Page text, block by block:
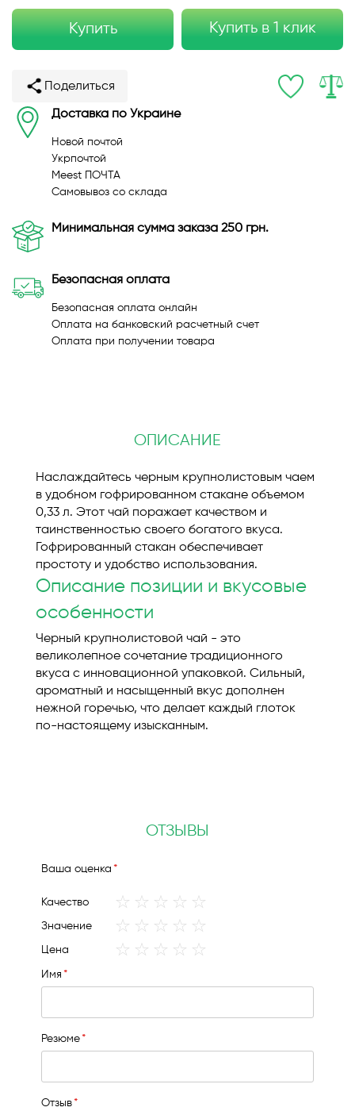
Купить Купить в 1 клик
Поделиться
Доставка по Украине
Новой почтой
Укрпочтой
Meest ПОЧТА
Самовывоз со склада
Минимальная сумма заказа 250 грн.
Безопасная оплата
Безопасная оплата онлайн
Оплата на банковский расчетный счет
Оплата при получении товара
ОПИСАНИЕ
Наслаждайтесь черным крупнолистовым чаем
в удобном гофрированном стакане объемом
0,33 л. Этот чай поражает качеством и
таинственностью своего богатого вкуса.
Гофрированный стакан обеспечивает
простоту и удобство использования.
Описание позиции и вкусовые
особенности
Черный крупнолистовой чай - это
великолепное сочетание традиционного
вкуса с инновационной упаковкой. Сильный,
ароматный и насыщенный вкус дополнен
нежной горечью, что делает каждый глоток
по-настоящему изысканным.
ОТЗЫВЫ
Ваша оценка
Качество
1
2
3
4
Значение
1
2
3
4
Цена
1
2
3
4
Имя
Резюме
Отзыв